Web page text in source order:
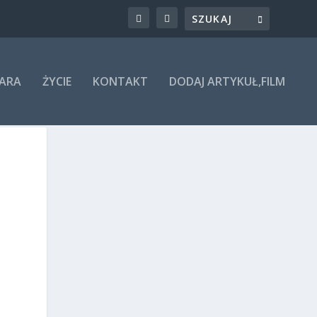
ŻYCIE KONTAKT DODAJ ARTYKUŁ,FILM